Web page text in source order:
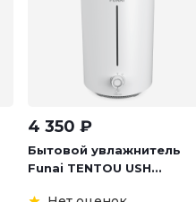
4 350 ₽
Бытовой увлажнитель
Funai TENTOU USH...